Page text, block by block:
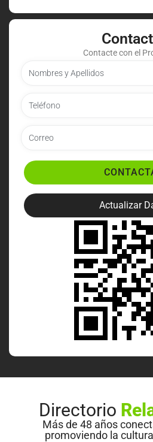
Contacte con el
Actualizar
Directorio
Más de 48 años
promoviendo la